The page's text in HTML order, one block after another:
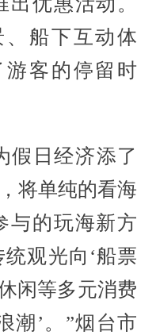
船下互动体
客的停留时
日经济添了
将单纯的看海
与的玩海新方
观光向‘船票
闲等多元消费
潮’。”烟台市